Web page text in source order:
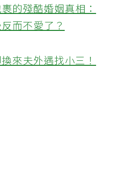
的殘酷婚姻真相：
而不愛了？
來夫外遇找小三！